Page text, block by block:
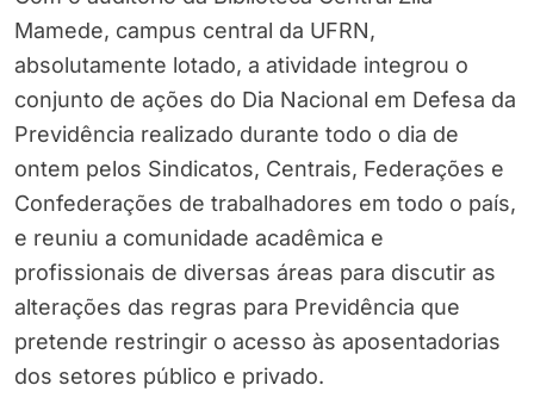
Mamede, campus central da UFRN,
absolutamente lotado, a atividade integrou o
conjunto de ações do Dia Nacional em Defesa da
Previdência realizado durante todo o dia de
ontem pelos Sindicatos, Centrais, Federações e
Confederações de trabalhadores em todo o país,
e reuniu a comunidade acadêmica e
profissionais de diversas áreas para discutir as
alterações das regras para Previdência que
pretende restringir o acesso às aposentadorias
dos setores público e privado.